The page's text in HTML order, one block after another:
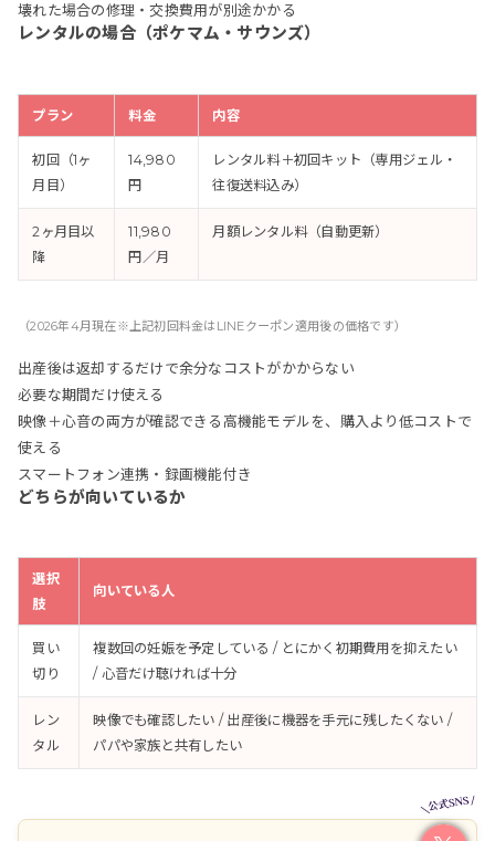
壊れた場合の修理・交換費用が別途かかる
レンタルの場合（ポケマム・サウンズ）
プラン 料金 内容
初回（1ヶ
月目）
14,980
円
レンタル料＋初回キット（専用ジェル・
往復送料込み）
2ヶ月目以
降
11,980
円／月
月額レンタル料（自動更新）
（2026年4月現在※上記初回料金はLINEクーポン適用後の価格です）
出産後は返却するだけで余分なコストがかからない
必要な期間だけ使える
映像＋心音の両方が確認できる高機能モデルを、購入より低コストで
使える
スマートフォン連携・録画機能付き
どちらが向いているか
選択
肢
向いている人
買い
切り
複数回の妊娠を予定している / とにかく初期費用を抑えたい
/ 心音だけ聴ければ十分
レン
タル
映像でも確認したい / 出産後に機器を手元に残したくない /
パパや家族と共有したい